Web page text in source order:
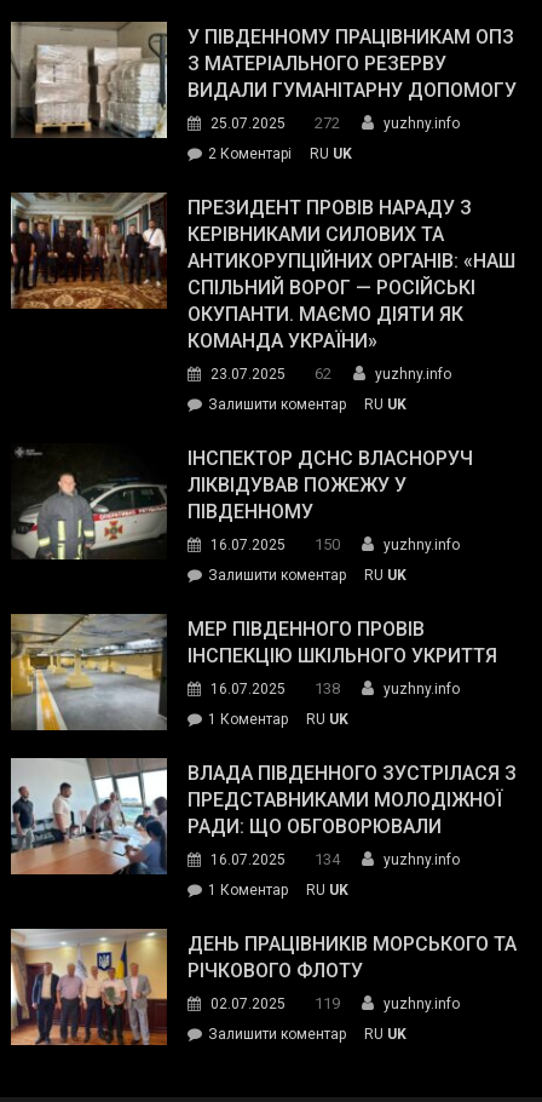
завойовує
симпатії
виборців
The
Street
Journal.
У ПІВДЕННОМУ ПРАЦІВНИКАМ ОПЗ
З МАТЕРІАЛЬНОГО РЕЗЕРВУ
ВИДАЛИ ГУМАНІТАРНУ ДОПОМОГУ
25.07.2025 272
yuzhny.info
2 Коментарі
Південному
працівникам
ОПЗ
з
матеріального
резерву
гуманітарну
допомогу
RU UK
ПРЕЗИДЕНТ ПРОВІВ НАРАДУ З
КЕРІВНИКАМИ СИЛОВИХ ТА
АНТИКОРУПЦІЙНИХ ОРГАНІВ: «НАШ
СПІЛЬНИЙ ВОРОГ — РОСІЙСЬКІ
ОКУПАНТИ. МАЄМО ДІЯТИ ЯК
КОМАНДА УКРАЇНИ»
23.07.2025 62
yuzhny.info
Залишити коментарon
провів
нараду
силових
та
органів:
«Наш
спільний
окупанти.
Маємо
діяти
команда
RU UK
ІНСПЕКТОР ДСНС ВЛАСНОРУЧ
ЛІКВІДУВАВ ПОЖЕЖУ У
ПІВДЕННОМУ
16.07.2025 150
yuzhny.info
Залишити коментарon
ДСНС
власноруч
пожежу
у
RU UK
МЕР ПІВДЕННОГО ПРОВІВ
ІНСПЕКЦІЮ ШКІЛЬНОГО УКРИТТЯ
16.07.2025 138
yuzhny.info
1 Коментардо
Південного
провів
інспекцію
укриття
RU UK
ВЛАДА ПІВДЕННОГО ЗУСТРІЛАСЯ З
ПРЕДСТАВНИКАМИ МОЛОДІЖНОЇ
РАДИ: ЩО ОБГОВОРЮВАЛИ
16.07.2025 134
yuzhny.info
1 Коментардо
Південного
зустрілася
представниками
молодіжної
RU UK
ДЕНЬ ПРАЦІВНИКІВ МОРСЬКОГО ТА
РІЧКОВОГО ФЛОТУ
02.07.2025 119
yuzhny.info
Залишити коментарon
RU UK